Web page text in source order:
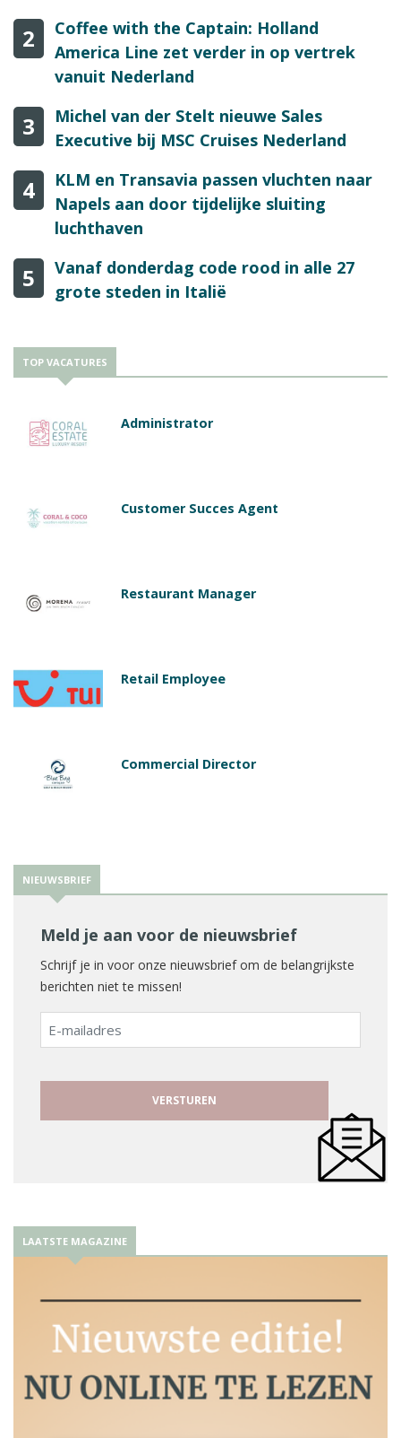
2
Coffee with the Captain: Holland
America Line zet verder in op vertrek
vanuit Nederland
3
Michel van der Stelt nieuwe Sales
Executive bij MSC Cruises Nederland
4
KLM en Transavia passen vluchten naar
Napels aan door tijdelijke sluiting
luchthaven
5
Vanaf donderdag code rood in alle 27
grote steden in Italië
TOP VACATURES
Administrator
Customer Succes Agent
Restaurant Manager
Retail Employee
Commercial Director
NIEUWSBRIEF
Meld je aan voor de nieuwsbrief
Schrijf je in voor onze nieuwsbrief om de belangrijkste
berichten niet te missen!
E-
mailadres
LAATSTE MAGAZINE